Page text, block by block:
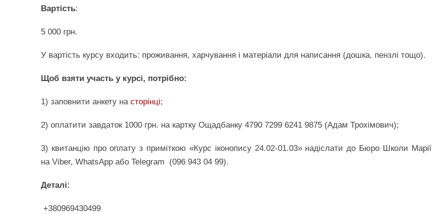
Вартість:
5 000 грн.
У вартість курсу входить: проживання, харчування і матеріали для написання (дошка, пензлі тощо).
Щоб взяти участь у курсі, потрібно:
1) заповнити анкету на сторінці;
2) оплатити завдаток 1000 грн. на картку Ощадбанку 4790 7299 6241 9875 (Адам Трохімович);
3) квитанцію про оплату з приміткою «Курс іконопису 24.02-01.03» надіслати до Бюро Школи Марії
на Viber, WhatsApp або Telegram (096 943 04 99).
Деталі:
+380969430499